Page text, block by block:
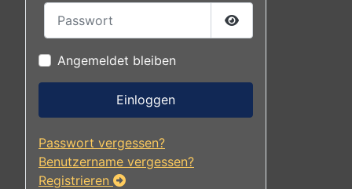
Passwort anzeigen
Angemeldet bleiben
Einloggen
Passwort vergessen?
Benutzername vergessen?
Registrieren